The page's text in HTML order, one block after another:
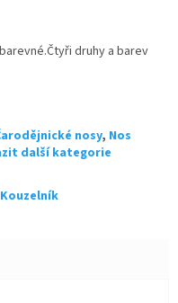
druhy a barev
nosy, Nos
další kategorie
Kouzelník